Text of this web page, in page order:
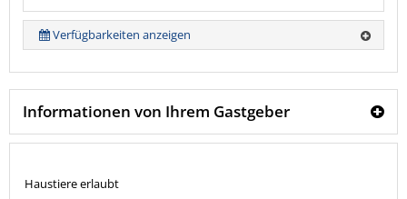
Verfügbarkeiten anzeigen
Informationen von Ihrem Gastgeber
Haustiere erlaubt